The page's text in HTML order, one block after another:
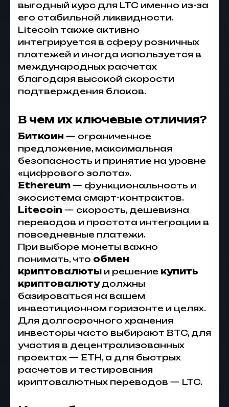
выгодный курс для LTC именно из-за
его стабильной ликвидности.
Litecoin также активно
интегрируется в сферу розничных
платежей и иногда используется в
международных расчетах
благодаря высокой скорости
подтверждения блоков.
В чем их ключевые отличия?
Биткоин — ограниченное
предложение, максимальная
безопасность и принятие на уровне
«цифрового золота».
Ethereum — функциональность и
экосистема смарт-контрактов.
Litecoin — скорость, дешевизна
переводов и простота интеграции в
повседневные платежи.
При выборе монеты важно
понимать, что обмен
криптовалюты и решение купить
криптовалютудолжны
базироваться на вашем
инвестиционном горизонте и целях.
Для долгосрочного хранения
инвесторы часто выбирают BTC, для
участия в децентрализованных
проектах — ETH, а для быстрых
расчетов и тестирования
криптовалютных переводов — LTC.